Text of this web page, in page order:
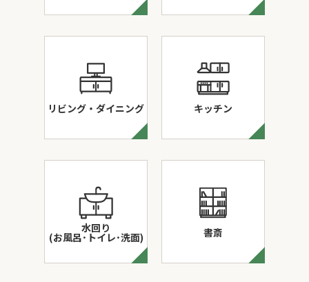
リビング・ダイニング キッチン
水回り
(お風呂･トイレ･洗面) 書斎